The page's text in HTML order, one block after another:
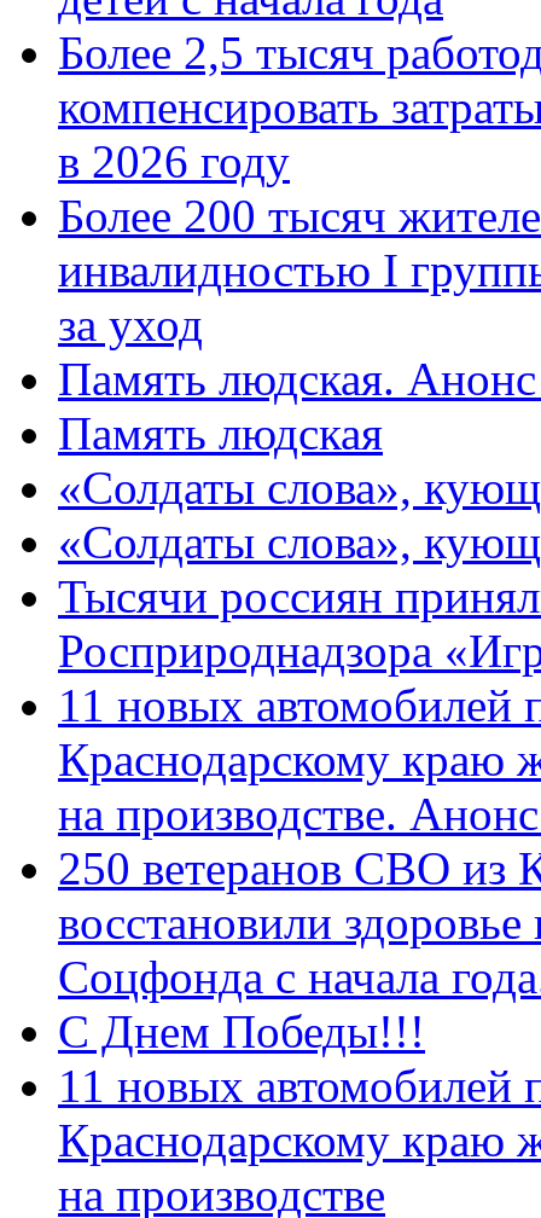
Более 2,5 тысяч
компенсировать
в 2026 году
Более 200 тысяч
инвалидностью I
за уход
Память людская.
Память людская
«Солдаты слова»,
«Солдаты слова»,
Тысячи россиян
Росприроднадзора
11 новых автомобилей
Краснодарскому краю
на производстве.
250 ветеранов СВО из
восстановили
Соцфонда с начала
С Днем Победы!!!
11 новых автомобилей
Краснодарскому краю
на производстве